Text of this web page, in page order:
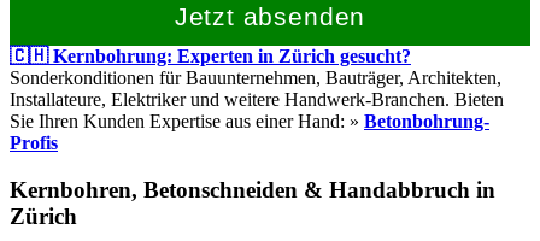
Jetzt absenden
🇨🇭 Kernbohrung: Experten in Zürich gesucht?
Sonderkonditionen für Bauunternehmen, Bauträger, Architekten,
Installateure, Elektriker und weitere Handwerk-Branchen. Bieten
Sie Ihren Kunden Expertise aus einer Hand: » Betonbohrung-
Profis
Kernbohren, Betonschneiden & Handabbruch in
Zürich